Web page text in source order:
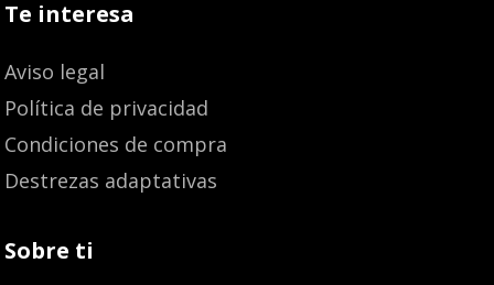
Te interesa
Aviso legal
Política de privacidad
Condiciones de compra
Destrezas adaptativas
Sobre ti